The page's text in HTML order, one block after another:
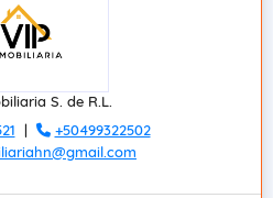
S. de R.L.
|
+50499322502